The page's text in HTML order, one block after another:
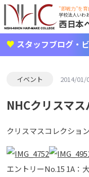
"即戦力"を
学校法人いわ
西日本
スタッフブログ・
イベント 2014/01/
NHCクリスマ
クリスマスコレクシ
エントリーNo.15 1A：